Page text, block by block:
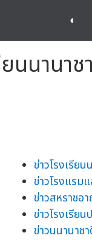
◐
นนานา
ข่าวโรงเรียน
ข่าวโรงแรม
ข่าวสหราชอ
ข่าวโรงเรียน
ข่าวนนานาช